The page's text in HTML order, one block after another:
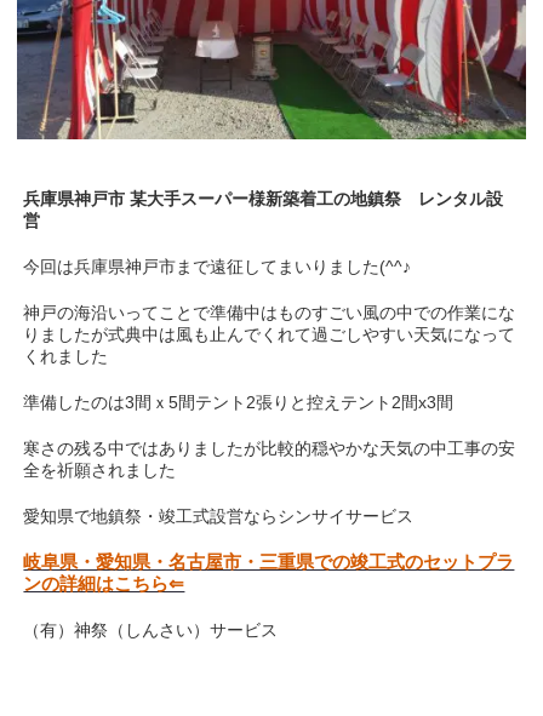
兵庫県神戸市 某大手スーパー様新築着工の地鎮祭 レンタル設
営
今回は兵庫県神戸市まで遠征してまいりました(^^♪
神戸の海沿いってことで準備中はものすごい風の中での作業にな
りましたが式典中は風も止んでくれて過ごしやすい天気になって
くれました
準備したのは3間ｘ5間テント2張りと控えテント2間x3間
寒さの残る中ではありましたが比較的穏やかな天気の中工事の安
全を祈願されました
愛知県で地鎮祭・竣工式設営ならシンサイサービス
岐阜県・愛知県・名古屋市・三重県での竣工式のセットプラ
ンの詳細はこちら⇐
（有）神祭（しんさい）サービス